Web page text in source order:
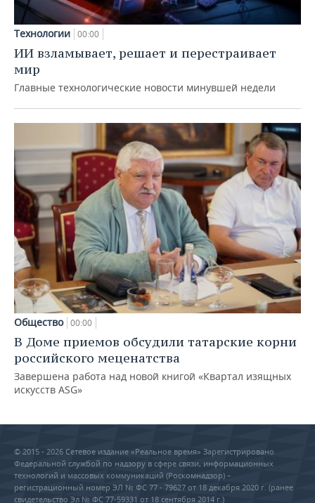
Технологии 00:00
ИИ взламывает, решает и перестраивает
мир
Главные технологические новости минувшей недели
Общество 00:00
В Доме приемов обсудили татарские корни
российского меценатства
Завершена работа над новой книгой «Квартал изящных
искусств ASG»
© 2015 - 2026 Сетевое издание «Реальное время» Зарегистрировано
Федеральной службой по надзору в сфере связи, информационных
технологий и массовых коммуникаций (Роскомнадзор) –
регистрационный номер ЭЛ № ФС 77 - 79627 от 18 декабря 2020 г. (ранее
свидетельство Эл № ФС 77-59331 от 18 сентября 2014 г.)